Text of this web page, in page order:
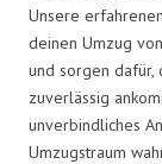
Unsere
deinen Umzug
und sorgen dafür,
zuverlässig
unverbindliches
Umzugstraum